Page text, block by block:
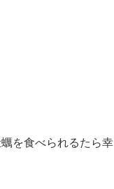
を食べられるたら幸